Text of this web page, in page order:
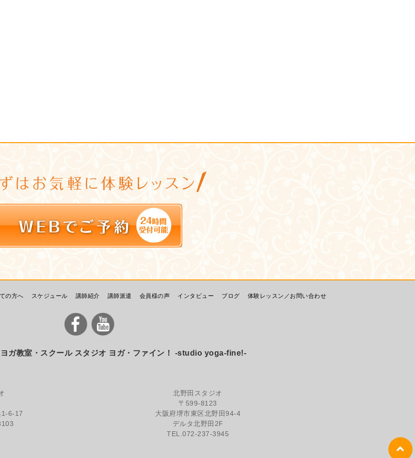
の方へ スケジュール 講師紹介 講師派遣 会員様の声 インタビュー ブログ 体験レッスン／お問い合わせ
ガ教室・スクール スタジオ ヨガ・ファイン！ -studio yoga-fine!-
1-6-17
北野田スタジオ
〒599-8123
大阪府堺市東区北野田94-4
デルタ北野田2F
TEL.072-237-3945